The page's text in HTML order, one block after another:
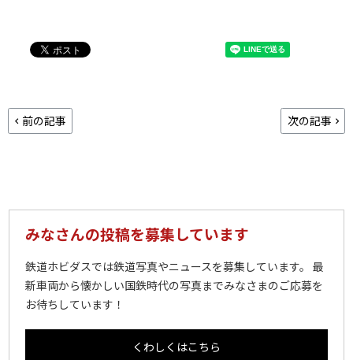
前の記事 次の記事
みなさんの投稿を募集しています
鉄道ホビダスでは鉄道写真やニュースを募集しています。 最
新車両から懐かしい国鉄時代の写真までみなさまのご応募を
お待ちしています！
くわしくはこちら